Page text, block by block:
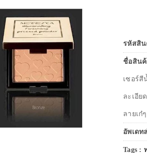
รหัสสิน
ชื่อสิน
เซอร์สี
ละเอีย
ลายเก๋
อัพเดท
Tags :